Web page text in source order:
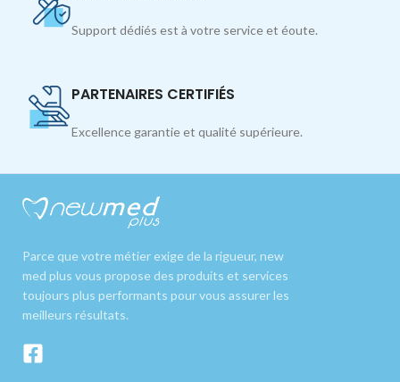
Support dédiés est à votre service et éoute.
PARTENAIRES CERTIFIÉS
Excellence garantie et qualité supérieure.
Parce que votre métier exige de la rigueur, new
med plus vous propose des produits et services
toujours plus performants pour vous assurer les
meilleurs résultats.